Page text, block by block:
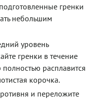
гренки
небольшим
уровень
гренки в течение
расплавится
корочка.
и переложите